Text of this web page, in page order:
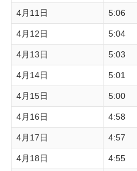
4月11日 5:06
4月12日 5:04
4月13日 5:03
4月14日 5:01
4月15日 5:00
4月16日 4:58
4月17日 4:57
4月18日 4:55